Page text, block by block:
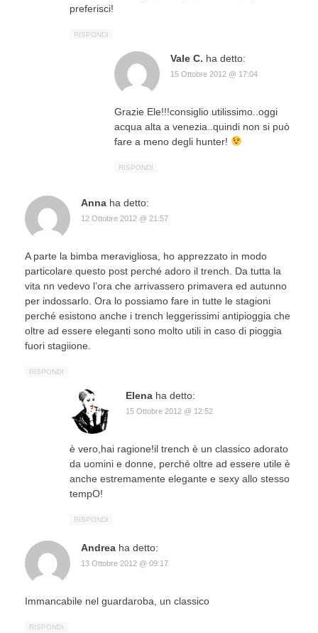
preferisci!
RISPONDI
Vale C. ha detto:
15 Ottobre 2012 @ 17:04
Grazie Ele!!!consiglio utilissimo..oggi
acqua alta a venezia..quindi non si può
fare a meno degli hunter!
RISPONDI
Anna ha detto:
12 Ottobre 2012 @ 21:57
A parte la bimba meravigliosa, ho apprezzato in modo
particolare questo post perché adoro il trench. Da tutta la
vita nn vedevo l’ora che arrivassero primavera ed autunno
per indossarlo. Ora lo possiamo fare in tutte le stagioni
perché esistono anche i trench leggerissimi antipioggia che
oltre ad essere eleganti sono molto utili in caso di pioggia
fuori stagiione.
RISPONDI
Elena ha detto:
15 Ottobre 2012 @ 12:52
è vero,hai ragione!il trench è un classico adorato
da uomini e donne, perchè oltre ad essere utile è
anche estremamente elegante e sexy allo stesso
tempO!
RISPONDI
Andrea ha detto:
13 Ottobre 2012 @ 09:17
Immancabile nel guardaroba, un classico
RISPONDI